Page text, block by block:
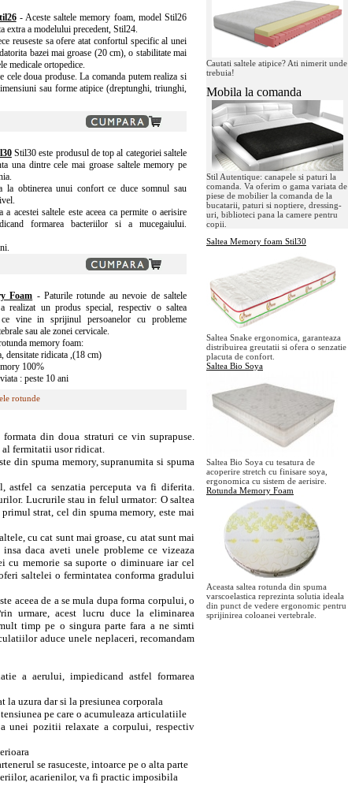
- Aceste saltele memory foam, model Stil26
extra a modelului precedent, Stil24.
reuseste sa ofere atat confortul specific al unei
bazei mai groase (20 cm), o stabilitate mai
medicale ortopedice.
cele doua produse. La comanda putem realiza si
sau forme atipice (dreptunghi, triunghi,
Stil30 este produsul de top al categoriei saltele
una dintre cele mai groase saltele memory pe
la obtinerea unui confort ce duce somnul sau
a acestei saltele este aceea ca permite o aerisire
formarea bacteriilor si a mucegaiului.
Foam - Paturile rotunde au nevoie de saltele
realizat un produs special, respectiv o saltea
vine in sprijinul persoanelor cu probleme
sau ale zonei cervicale.
memory foam:
densitate ridicata ,(18 cm)
100%
: peste 10 ani
rotunde
din doua straturi ce vin suprapuse.
al fermitatii usor ridicat.
din spuma memory, supranumita si spuma
astfel ca senzatia perceputa va fi diferita.
Lucrurile stau in felul urmator: O saltea
strat, cel din spuma memory, este mai
cu cat sunt mai groase, cu atat sunt mai
daca aveti unele probleme ce vizeaza
cu memorie sa suporte o diminuare iar cel
saltelei o fermintatea conforma gradului
aceea de a se mula dupa forma corpului, o
urmare, acest lucru duce la eliminarea
timp pe o singura parte fara a ne simti
aduce unele neplaceri, recomandam
a aerului, impiedicand astfel formarea
la uzura dar si la presiunea corporala
pe care o acumuleaza articulatiile
unei pozitii relaxate a corpului, respectiv
se rasuceste, intoarce pe o alta parte
acarienilor, va fi practic imposibila
Cautati saltele atipice? Ati nimerit unde
trebuia!
Mobila la comanda
Stil Autentique: canapele si paturi la
comanda. Va oferim o gama variata de
piese de mobilier la comanda de la
bucatarii, paturi si noptiere, dressing-
uri, biblioteci pana la camere pentru
copii.
Saltea Memory foam Stil30
Saltea Snake ergonomica, garanteaza
distribuirea greutatii si ofera o senzatie
placuta de confort.
Saltea Bio Soya
Saltea Bio Soya cu tesatura de
acoperire stretch cu finisare soya,
ergonomica cu sistem de aerisire.
Rotunda Memory Foam
Aceasta saltea rotunda din spuma
varscoelastica reprezinta solutia ideala
din punct de vedere ergonomic pentru
sprijinirea coloanei vertebrale.